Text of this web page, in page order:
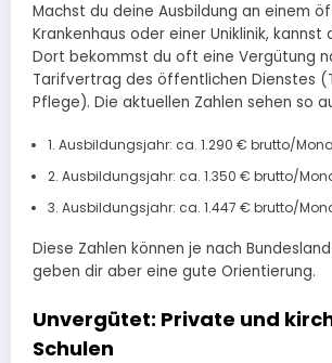
Machst du deine Ausbildung an einem
Krankenhaus oder einer Uniklinik, kannst
Dort bekommst du oft eine Vergütung
Tarifvertrag des öffentlichen Dienstes
Pflege). Die aktuellen Zahlen sehen so
1. Ausbildungsjahr: ca. 1.290 € brutto/
2. Ausbildungsjahr: ca. 1.350 € brutto/
3. Ausbildungsjahr: ca. 1.447 € brutto/
Diese Zahlen können je nach
geben dir aber eine gute Orientierung.
Unvergütet: Private und
Schulen